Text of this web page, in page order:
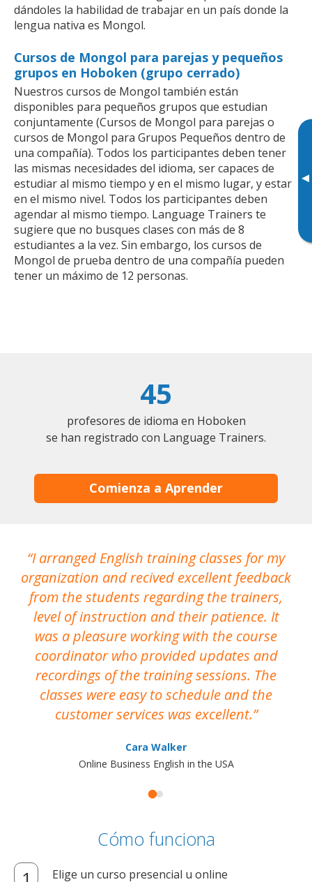
▸
dándoles la habilidad de trabajar en un país donde la
lengua nativa es Mongol.
Cursos de Mongol para parejas y pequeños
grupos en Hoboken (grupo cerrado)
Nuestros cursos de Mongol también están
disponibles para pequeños grupos que estudian
conjuntamente (Cursos de Mongol para parejas o
cursos de Mongol para Grupos Pequeños dentro de
una compañía). Todos los participantes deben tener
las mismas necesidades del idioma, ser capaces de
estudiar al mismo tiempo y en el mismo lugar, y estar
en el mismo nivel. Todos los participantes deben
agendar al mismo tiempo. Language Trainers te
sugiere que no busques clases con más de 8
estudiantes a la vez. Sin embargo, los cursos de
Mongol de prueba dentro de una compañía pueden
tener un máximo de 12 personas.
45
profesores de idioma en Hoboken
se han registrado con Language Trainers.
Comienza a Aprender
I arranged English training classes for my
organization and recived excellent feedback
from the students regarding the trainers,
level of instruction and their patience. It
was a pleasure working with the course
coordinator who provided updates and
recordings of the training sessions. The
classes were easy to schedule and the
customer services was excellent.
Cara Walker
Online Business English in the USA
Cómo funciona
Elige un curso presencial u online